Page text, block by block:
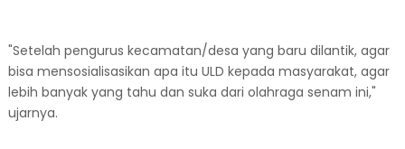
"Setelah pengurus kecamatan/desa yang baru dilantik, agar
bisa mensosialisasikan apa itu ULD kepada masyarakat, agar
lebih banyak yang tahu dan suka dari olahraga senam ini,"
ujarnya.